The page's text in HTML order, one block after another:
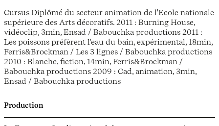
Cursus Diplômé du secteur animation de l'Ecole nationale
supérieure des Arts décoratifs. 2011 : Burning House,
vidéoclip, 3min, Ensad / Babouchka productions 2011 :
Les poissons préfèrent l'eau du bain, expérimental, 18min,
Ferris&Brockman / Les 3 lignes / Babouchka productions
2010 : Blanche, fiction, 14min, Ferris&Brockman /
Babouchka productions 2009 : Cad, animation, 3min,
Ensad / Babouchka productions
Production